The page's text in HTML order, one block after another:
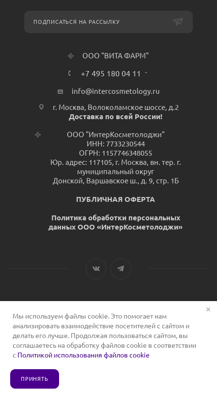
ПОДПИСАТЬСЯ НА РАССЫЛКУ
ООО "ВИТА ФАРМ"
+7 495 180 04 11
info@intercosmetology.ru
г. Москва, Волоколамское шоссе, д.2
Доставка по всей России!
ООО "ИнтерКосметолоджи"
ИНН: 7733230544
ОГРН: 1157746348055
Юр. адрес: 117105, г. Москва, вн. тер. г.
муниципальный округ
Донской, Варшавское ш., д. 9, стр. 1Б
ПУБЛИЧНАЯ ОФЕРТА
Политика обработки персональных
данных ООО «ИнтерКосметолоджи»
2026 © Сервис для косметологов
Мы используем файлы cookie. Это помогает нам
анализировать взаимодействие посетителей с сайтом и
делать его лучше. Продолжая пользоваться сайтом, вы
соглашаетесь на обработку файлов cookie в соответствии
с Политикой использования файлов cookie
ПРИНЯТЬ